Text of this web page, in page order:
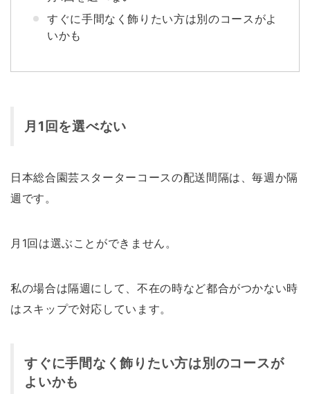
すぐに手間なく飾りたい方は別のコースがよ
いかも
月1回を選べない
日本総合園芸スターターコースの配送間隔は、毎週か隔
週です。
月1回は選ぶことができません。
私の場合は隔週にして、不在の時など都合がつかない時
はスキップで対応しています。
すぐに手間なく飾りたい方は別のコースが
よいかも